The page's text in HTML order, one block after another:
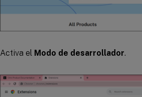
Activa el Modo de desarrollador.